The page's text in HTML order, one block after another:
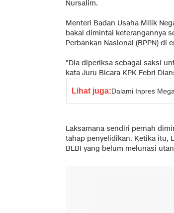
Nursalim.
Menteri Badan Usaha Milik
bakal dimintai keterangannya
Perbankan Nasional (BPPN) di
"Dia diperiksa sebagai saksi
kata Juru Bicara KPK Febri
Lihat juga:Dalami Inpres
Laksamana sendiri pernah
tahap penyelidikan. Ketika itu,
BLBI yang belum melunasi